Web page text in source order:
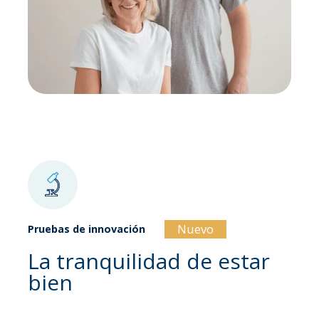
Pruebas de innovación Nuevo
La tranquilidad de estar
bien